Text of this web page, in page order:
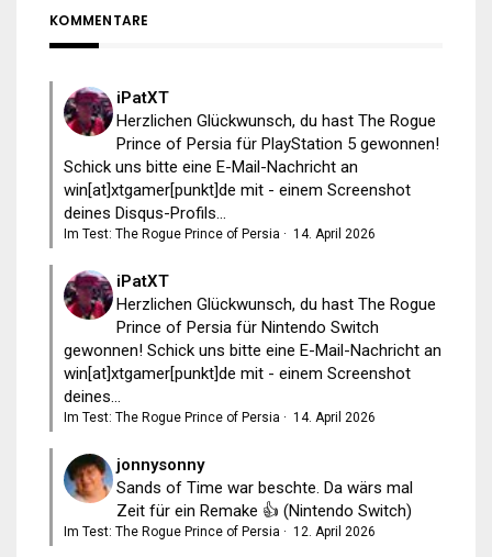
KOMMENTARE
iPatXT
Herzlichen Glückwunsch, du hast The Rogue
Prince of Persia für PlayStation 5 gewonnen!
Schick uns bitte eine E-Mail-Nachricht an
win[at]xtgamer[punkt]de mit - einem Screenshot
deines Disqus-Profils...
Im Test: The Rogue Prince of Persia · 14. April 2026
iPatXT
Herzlichen Glückwunsch, du hast The Rogue
Prince of Persia für Nintendo Switch
gewonnen! Schick uns bitte eine E-Mail-Nachricht an
win[at]xtgamer[punkt]de mit - einem Screenshot
deines...
Im Test: The Rogue Prince of Persia · 14. April 2026
jonnysonny
Sands of Time war beschte. Da wärs mal
Zeit für ein Remake 👍 (Nintendo Switch)
Im Test: The Rogue Prince of Persia · 12. April 2026